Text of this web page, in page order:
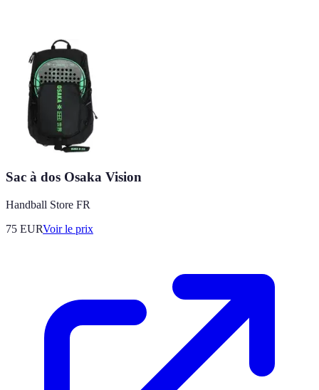
Sac à dos Osaka Vision
Handball Store FR
75 EURVoir le prix